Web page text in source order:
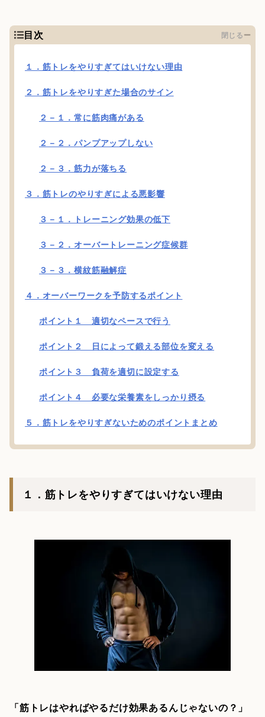
目次 閉じる
１．筋トレをやりすぎてはいけない理由
２．筋トレをやりすぎた場合のサイン
２－１．常に筋肉痛がある
２－２．パンプアップしない
２－３．筋力が落ちる
３．筋トレのやりすぎによる悪影響
３－１．トレーニング効果の低下
３－２．オーバートレーニング症候群
３－３．横紋筋融解症
４．オーバーワークを予防するポイント
ポイント１ 適切なペースで行う
ポイント２ 日によって鍛える部位を変える
ポイント３ 負荷を適切に設定する
ポイント４ 必要な栄養素をしっかり摂る
５．筋トレをやりすぎないためのポイントまとめ
１．筋トレをやりすぎてはいけない理由
「筋トレはやればやるだけ効果あるんじゃないの？」